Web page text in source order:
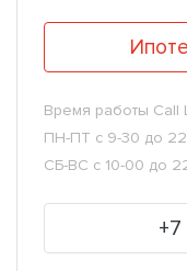
Время работы Call
ПН-ПТ с 9-30 до
СБ-ВС с 10-00 до